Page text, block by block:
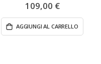
109,00 €
AGGIUNGI AL CARRELLO